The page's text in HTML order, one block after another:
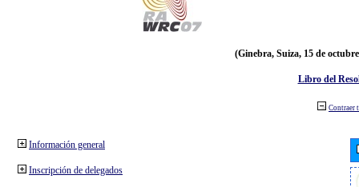
(Ginebra, Suiza, 15 de
Libro del
Contraer
Información general
Inscripción de delegados